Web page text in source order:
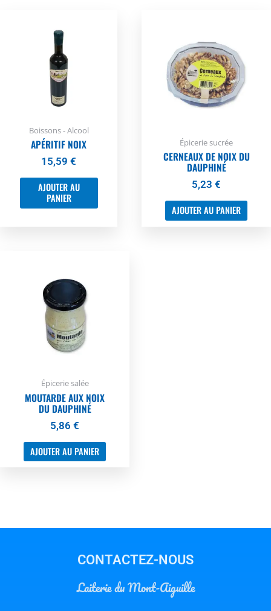
Boissons - Alcool
APÉRITIF NOIX
15,59 €
AJOUTER AU
PANIER
Épicerie sucrée
CERNEAUX DE NOIX DU
DAUPHINÉ
5,23 €
AJOUTER AU PANIER
Épicerie salée
MOUTARDE AUX NOIX
DU DAUPHINÉ
5,86 €
AJOUTER AU PANIER
CONTACTEZ-NOUS
Laiterie du Mont-Aiguille